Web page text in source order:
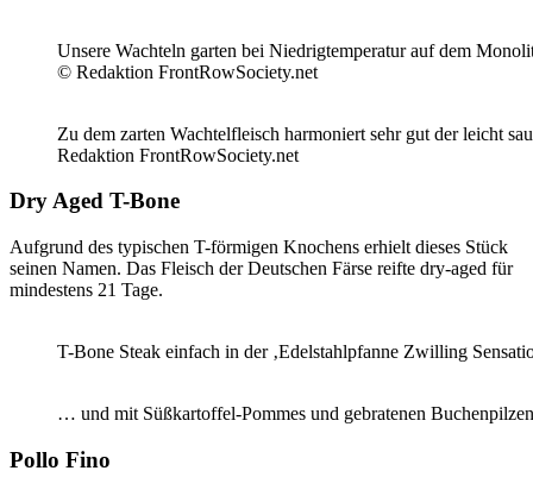
Unsere Wachteln garten bei Niedrigtemperatur auf dem
© Redaktion FrontRowSociety.net
Zu dem zarten Wachtelfleisch harmoniert sehr gut der leicht
Redaktion FrontRowSociety.net
Dry Aged T-Bone
Aufgrund des typischen T-förmigen Knochens erhielt dieses Stück
seinen Namen. Das Fleisch der Deutschen Färse reifte dry-aged für
mindestens 21 Tage.
T-Bone Steak einfach in der ‚Edelstahlpfanne Zwilling
… und mit Süßkartoffel-Pommes und gebratenen
Pollo Fino